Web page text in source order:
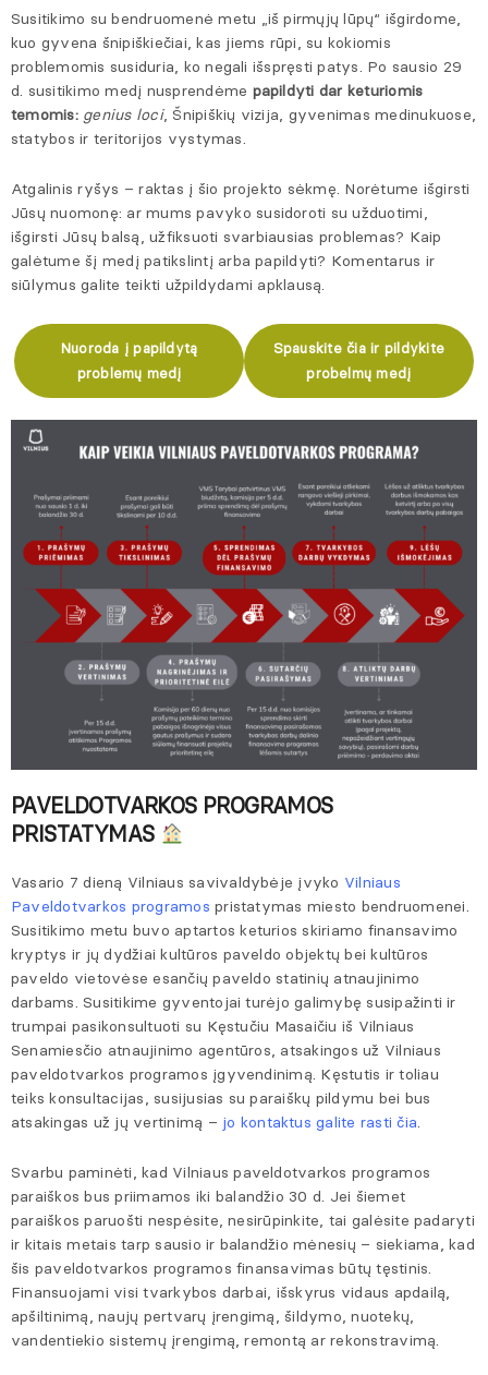
Susitikimo su bendruomenė metu „iš pirmųjų lūpų“ išgirdome,
kuo gyvena šnipiškiečiai, kas jiems rūpi, su kokiomis
problemomis susiduria, ko negali išspręsti patys. Po sausio 29
d. susitikimo medį nusprendėme papildyti dar keturiomis
temomis: genius loci, Šnipiškių vizija, gyvenimas medinukuose,
statybos ir teritorijos vystymas.
Atgalinis ryšys – raktas į šio projekto sėkmę. Norėtume išgirsti
Jūsų nuomonę: ar mums pavyko susidoroti su užduotimi,
išgirsti Jūsų balsą, užfiksuoti svarbiausias problemas? Kaip
galėtume šį medį patikslintį arba papildyti? Komentarus ir
siūlymus galite teikti užpildydami apklausą.
Nuoroda į papildytą
problemų medį
Spauskite čia ir pildykite
probelmų medį
PAVELDOTVARKOS PROGRAMOS
PRISTATYMAS
Vasario 7 dieną Vilniaus savivaldybėje įvyko Vilniaus
Paveldotvarkos programos pristatymas miesto bendruomenei.
Susitikimo metu buvo aptartos keturios skiriamo finansavimo
kryptys ir jų dydžiai kultūros paveldo objektų bei kultūros
paveldo vietovėse esančių paveldo statinių atnaujinimo
darbams. Susitikime gyventojai turėjo galimybę susipažinti ir
trumpai pasikonsultuoti su Kęstučiu Masaičiu iš Vilniaus
Senamiesčio atnaujinimo agentūros, atsakingos už Vilniaus
paveldotvarkos programos įgyvendinimą. Kęstutis ir toliau
teiks konsultacijas, susijusias su paraiškų pildymu bei bus
atsakingas už jų vertinimą – jo kontaktus galite rasti čia
Svarbu paminėti, kad Vilniaus paveldotvarkos programos
paraiškos bus priimamos iki balandžio 30 d. Jei šiemet
paraiškos paruošti nespėsite, nesirūpinkite, tai galėsite padaryti
ir kitais metais tarp sausio ir balandžio mėnesių – siekiama, kad
šis paveldotvarkos programos finansavimas būtų tęstinis.
Finansuojami visi tvarkybos darbai, išskyrus vidaus apdailą,
apšiltinimą, naujų pertvarų įrengimą, šildymo, nuotekų,
vandentiekio sistemų įrengimą, remontą ar rekonstravimą.